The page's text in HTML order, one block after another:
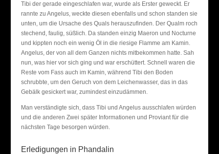
Tibi der gerade eingeschlafen war, wurde als Erster geweckt. Er
rannte zu Angelus, weckte diesen ebenfalls und schon standen sie
unten, um die Ursache des Quals herauszufinden. Der Qualm roch
stechend, faulig, süßlich. Da standen einzig Maeron und Nocturne
und kippten noch ein wenig Öl in die riesige Flamme am Kamin.
Angelus, der von all dem Ganzen nichts mitbekommen hatte. Sah
nun, was hier vor sich ging und war erschüttert. Schnell waren die
Reste vom Fass auch im Kamin, während Tibi den Boden
schrubbte, um den Geruch von dem Leichenwasser, das in das
Gebälk gesickert war, zumindest einzudämmen.
Man verständigte sich, dass Tibi und Angelus ausschlafen würden
und die anderen Zwei später Informationen und Proviant für die
nächsten Tage besorgen würden.
Erledigungen in Phandalin